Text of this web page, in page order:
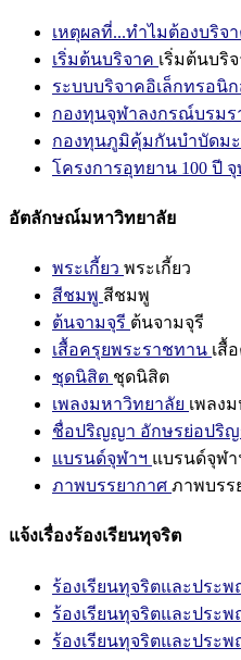
เหตุผลที่...ทำไมต้องบริจ
เริ่มต้นบริจาค เริ่มต้นบริ
ระบบบริจาคอิเล็กทรอนิ
กองทุนจุฬาลงกรณ์บรม
กองทุนภูมิคุ้มกันบำบัดมะ
โครงการอุทยาน 100 ปี
อัตลักษณ์มหาวิทยาลัย
พระเกี้ยว พระเกี้ยว
สีชมพู สีชมพู
ต้นจามจุรี ต้นจามจุรี
เสื้อครุยพระราชทาน เสื้
ชุดนิสิต ชุดนิสิต
เพลงมหาวิทยาลัย เพลง
ชื่อปริญญา อักษรย่อปริ
แบรนด์จุฬาฯ แบรนด์จุฬา
ภาพบรรยากาศ ภาพบรร
แจ้งเรื่องร้องเรียนทุจริต
ร้องเรียนทุจริตและประ
ร้องเรียนทุจริตและประ
ร้องเรียนทุจริตและประ